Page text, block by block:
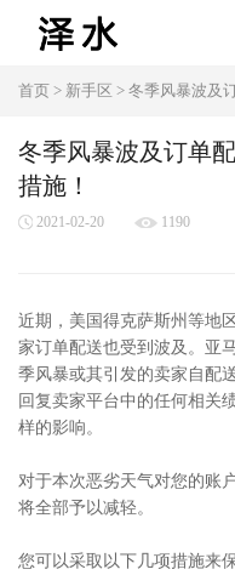
首页 > 新手区 > 冬季风暴波及
冬季风暴波及订单
措施！
2021-02-20 1190
近期，美国得克萨斯州等地
家订单配送也受到波及。亚
季风暴或其引发的卖家自配
回复卖家平台中的任何相关
样的影响。
对于本次恶劣天气对您的账
将全部予以减轻。
您可以采取以下几项措施来